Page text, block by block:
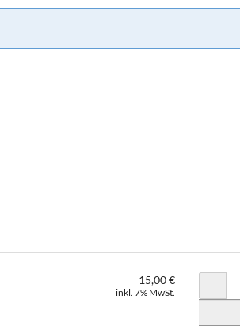
15,00 €
inkl. 7% MwSt. Menge
-